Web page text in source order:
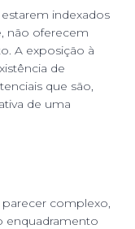
indexados
não oferecem
A exposição à
de
que são,
de uma
complexo,
enquadramento